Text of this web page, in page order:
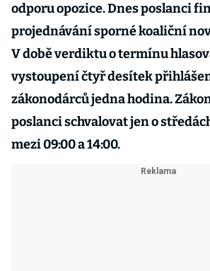
odporu opozice. Dnes poslanci
projednávání sporné koaliční
V době verdiktu o termínu
vystoupení čtyř desítek
zákonodárců jedna hodina.
poslanci schvalovat jen o
mezi 09:00 a 14:00.